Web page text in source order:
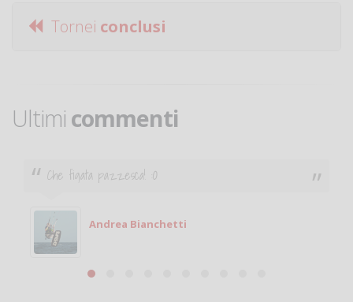
Tornei conclusi
Ultimi commenti
Ciao. Sono a Treviglio da poco e vorrei tornare a
giocare. Se sei in zona e puoi giocare fammi sapere.
Michele
Michele Miglionico